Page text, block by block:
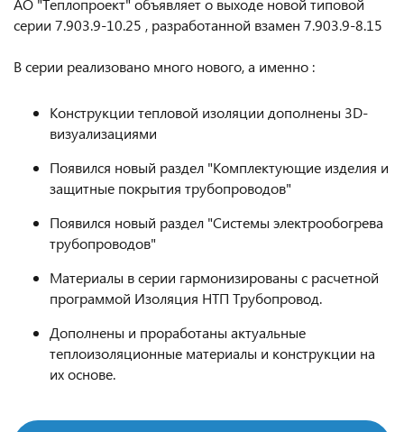
АО "Теплопроект" объявляет о выходе новой типовой
серии 7.903.9-10.25 , разработанной взамен 7.903.9-8.15
В серии реализовано много нового, а именно :
Конструкции тепловой изоляции дополнены 3D-
визуализациями
Появился новый раздел "Комплектующие изделия и
защитные покрытия трубопроводов"
Появился новый раздел "Системы электрообогрева
трубопроводов"
Материалы в серии гармонизированы с расчетной
программой Изоляция НТП Трубопровод.
Дополнены и проработаны актуальные
теплоизоляционные материалы и конструкции на
их основе.